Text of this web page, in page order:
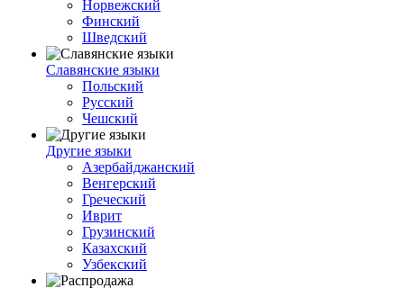
Норвежский
Финский
Шведский
Славянские языки
Польский
Русский
Чешский
Другие языки
Азербайджанский
Венгерский
Греческий
Иврит
Грузинский
Казахский
Узбекский